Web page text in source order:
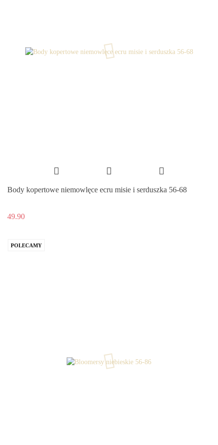
Body kopertowe niemowlęce ecru misie i serduszka 56-68
49.90
POLECAMY